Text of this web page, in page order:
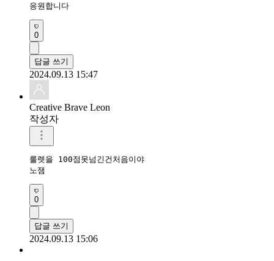
응원합니다
0
답글 쓰기
2024.09.13 15:47
Creative Brave Leon
작성자
룰렛을 100점못넘긴건처음이야
노잼
0
답글 쓰기
2024.09.13 15:06